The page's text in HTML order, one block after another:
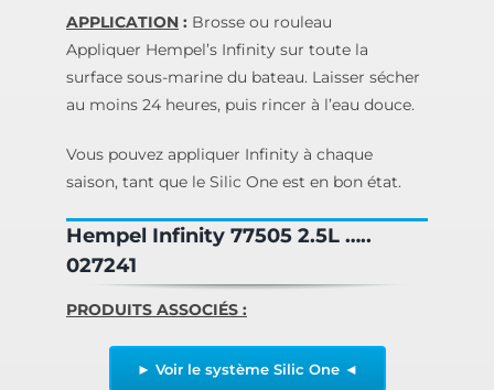
APPLICATION: Brosse ou rouleau
Appliquer Hempel’s Infinity sur toute la
surface sous-marine du bateau. Laisser sécher
au moins 24 heures, puis rincer à l’eau douce.
Vous pouvez appliquer Infinity à chaque
saison, tant que le Silic One est en bon état.
Hempel Infinity 77505 2.5L …..
027241
PRODUITS ASSOCIÉS :
► Voir le système Silic One ◄